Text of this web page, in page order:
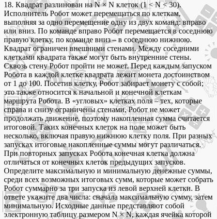
18. Квадрат разлинован на N × N клеток (1 < N < 30).
Исполнитель Робот может перемещаться по клеткам,
выполняя за одно перемещение одну из двух команд: вправо
или вниз. По команде вправо Робот перемещается в соседнюю
правую клетку, по команде вниз – в соседнюю нижнюю.
Квадрат ограничен внешними стенами. Между соседними
клетками квадрата также могут быть внутренние стены.
Сквозь стену Робот пройти не может. Перед каждым запуском
Робота в каждой клетке квадрата лежит монета достоинством
от 1 до 100. Посетив клетку, Робот забирает монету с собой;
это также относится к начальной и конечной клеткам
маршрута Робота. В «угловых» клетках поля – тех, которые
справа и снизу ограничены стенами, Робот не может
продолжать движение, поэтому накопленная сумма считается
итоговой. Таких конечных клеток на поле может быть
несколько, включая правую нижнюю клетку поля. При разных
запусках итоговые накопленные суммы могут различаться.
При повторных запусках Робота конечная клетка должна
отличаться от конечных клеток предыдущих запусков.
Определите максимальную и минимальную денежные суммы,
среди всех возможных итоговых сумм, которые может собрать
Робот суммарно за три запуска из левой верхней клетки. В
ответе укажите два числа: сначала максимальную сумму, затем
минимальную. Исходные данные представляют собой
электронную таблицу размером N × N, каждая ячейка которой